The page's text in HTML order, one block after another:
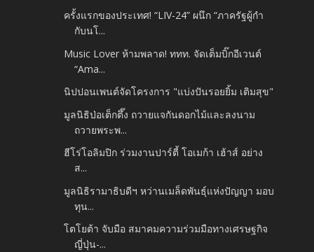
ครั้งแรกของประเทศ! “LIV-24” ผนึก “ภาครัฐผู้กำ
กับนโ...
Music Lover ห้ามพลาด! ททท. จัดเต็มบิ๊กอีเวนต์
“Ama...
นิปปอนเพนต์จัดโครงการ "แบ่งปันรอยยิ้ม เติมสุข"
มูลนิธิป่อเต็กตึ๊ง ถวายแจกันดอกไม้และลงนาม
ถวายพระพ...
ฮีโร่โอลิมปิก ร่วมงานปาร์ตี้ โอเมก้า เฮ้าส์ อย่าง
ส...
มูลนิธิรามาธิบดีฯ หว่านเมล็ดพันธุ์แห่งปัญญา มอบ
ทุน...
โตโยต้า จับมือ สมาคมความร่วมมือทางเศรษฐกิจ
ญี่ปุ่น-...